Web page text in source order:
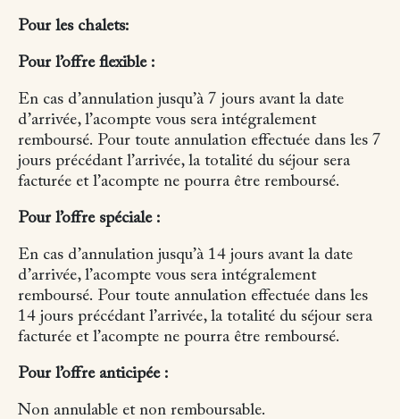
Pour les chalets:
Pour l’offre flexible :
En cas d’annulation jusqu’à 7 jours avant la date
d’arrivée, l’acompte vous sera intégralement
remboursé. Pour toute annulation effectuée dans les 7
jours précédant l’arrivée, la totalité du séjour sera
facturée et l’acompte ne pourra être remboursé.
Pour l’offre spéciale :
En cas d’annulation jusqu’à 14 jours avant la date
d’arrivée, l’acompte vous sera intégralement
remboursé. Pour toute annulation effectuée dans les
14 jours précédant l’arrivée, la totalité du séjour sera
facturée et l’acompte ne pourra être remboursé.
Pour l’offre anticipée :
Non annulable et non remboursable.